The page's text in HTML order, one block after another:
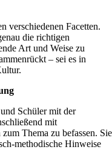
verschiedenen Facetten.
die richtigen
Art und Weise zu
– sei es in
Schüler mit der
mit
Thema zu befassen. Sie
methodische Hinweise